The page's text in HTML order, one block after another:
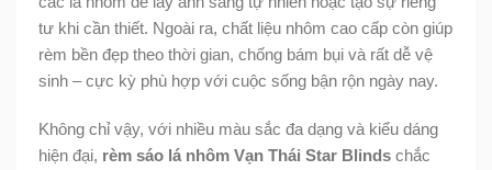
tư khi cần thiết. Ngoài ra, chất liệu nhôm cao cấp còn giúp
rèm bền đẹp theo thời gian, chống bám bụi và rất dễ vệ
sinh – cực kỳ phù hợp với cuộc sống bận rộn ngày nay.
Không chỉ vậy, với nhiều màu sắc đa dạng và kiểu dáng
hiện đại, rèm sáo lá nhôm Vạn Thái Star Blinds chắc